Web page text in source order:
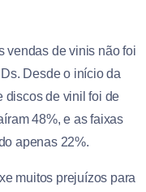
vendas de vinis não foi
Desde o início da
discos de vinil foi de
48%, e as faixas
apenas 22%.
muitos prejuízos para